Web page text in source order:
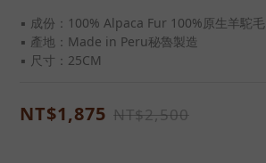
▪️ 成份：100% Alpaca Fur 100%原生羊駝毛
▪️ 產地：Made in Peru秘魯製造
▪️ 尺寸：25CM
NT$1,875 NT$2,500